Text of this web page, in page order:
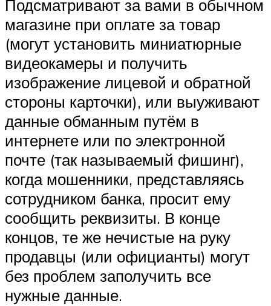
Подсматривают за вами в обычном
магазине при оплате за товар
(могут установить миниатюрные
видеокамеры и получить
изображение лицевой и обратной
стороны карточки), или выуживают
данные обманным путём в
интернете или по электронной
почте (так называемый фишинг),
когда мошенники, представляясь
сотрудником банка, просит ему
сообщить реквизиты. В конце
концов, те же нечистые на руку
продавцы (или официанты) могут
без проблем заполучить все
нужные данные.